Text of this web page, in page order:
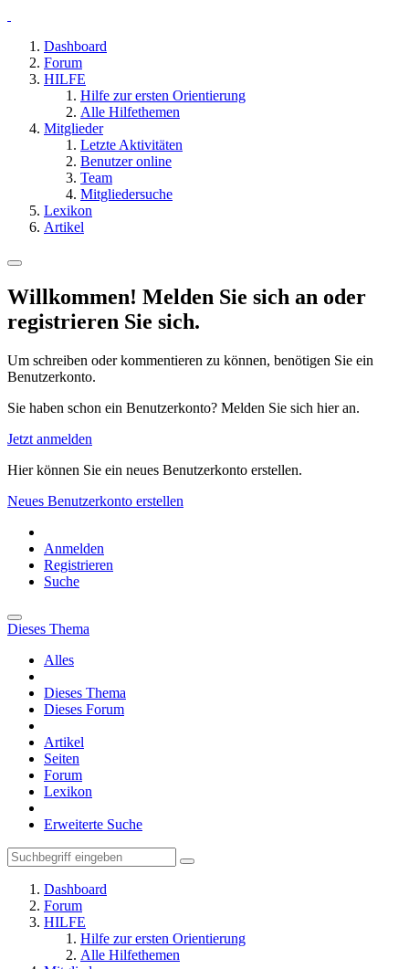
Dashboard
Forum
HILFE
Hilfe zur ersten Orientierung
Alle Hilfethemen
Mitglieder
Letzte Aktivitäten
Benutzer online
Team
Mitgliedersuche
Lexikon
Artikel
Willkommen! Melden Sie sich an oder
registrieren Sie sich.
Um schreiben oder kommentieren zu können, benötigen Sie ein
Benutzerkonto.
Sie haben schon ein Benutzerkonto? Melden Sie sich hier an.
Jetzt anmelden
Hier können Sie ein neues Benutzerkonto erstellen.
Neues Benutzerkonto erstellen
Anmelden
Registrieren
Suche
Dieses Thema
Alles
Dieses Thema
Dieses Forum
Artikel
Seiten
Forum
Lexikon
Erweiterte Suche
Dashboard
Forum
HILFE
Hilfe zur ersten Orientierung
Alle Hilfethemen